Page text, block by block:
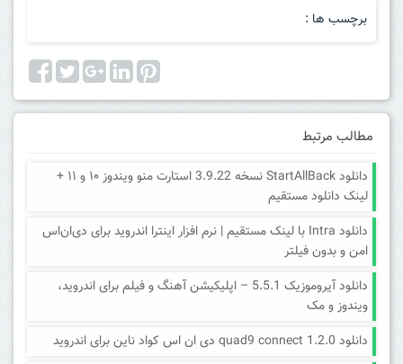
برچسب ها :
مطالب مرتبط
دانلود StartAllBack نسخه 3.9.22 استارت منو ویندوز ۱۰ و ۱۱ +
لینک دانلود مستقیم
دانلود Intra با لینک مستقیم | نرم افزار اینترا اندروید برای دی‌ان‌اس
امن و بدون فیلتر
دانلود آیروموزیک 5.5.1 – اپلیکیشن آهنگ و فیلم برای اندروید،
ویندوز و مک
دانلود quad9 connect 1.2.0 دی ان اس کواد ناین برای اندروید